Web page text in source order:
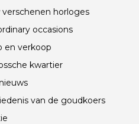
verschenen horloges
occasions
en verkoop
kwartier
van de goudkoers